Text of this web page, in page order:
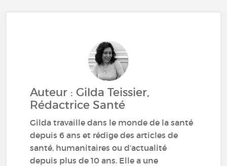
Auteur : Gilda Teissier,
Rédactrice Santé
Gilda travaille dans le monde de la santé
depuis 6 ans et rédige des articles de
santé, humanitaires ou d’actualité
depuis plus de 10 ans. Elle a une